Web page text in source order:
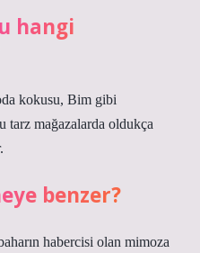
hangi
kokusu, Bim gibi
tarz mağazalarda oldukça
benzer?
habercisi olan mimoza